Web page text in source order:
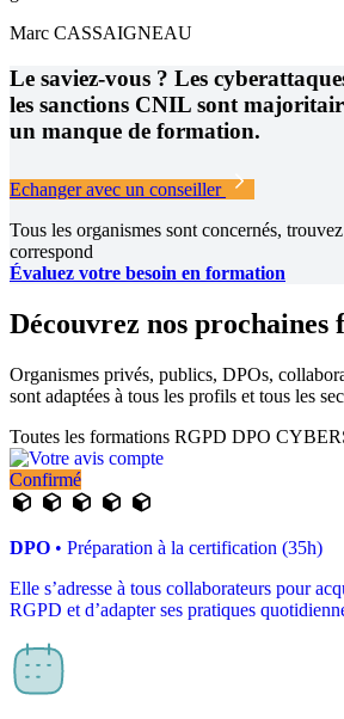
Marc CASSAIGNEAU
Le saviez-vous ? Les
les sanctions CNIL sont
un manque de formation.
Echanger avec un conseiller
Tous les organismes sont concernés,
correspond
Évaluez votre besoin en formation
Découvrez nos prochaines
Organismes privés, publics, DPOs,
sont adaptées à tous les profils et tous les
Toutes les formations RGPD DPO
Confirmé
DPO • Préparation à la certification (35h)
Elle s’adresse à tous collaborateurs pour
RGPD et d’adapter ses pratiques